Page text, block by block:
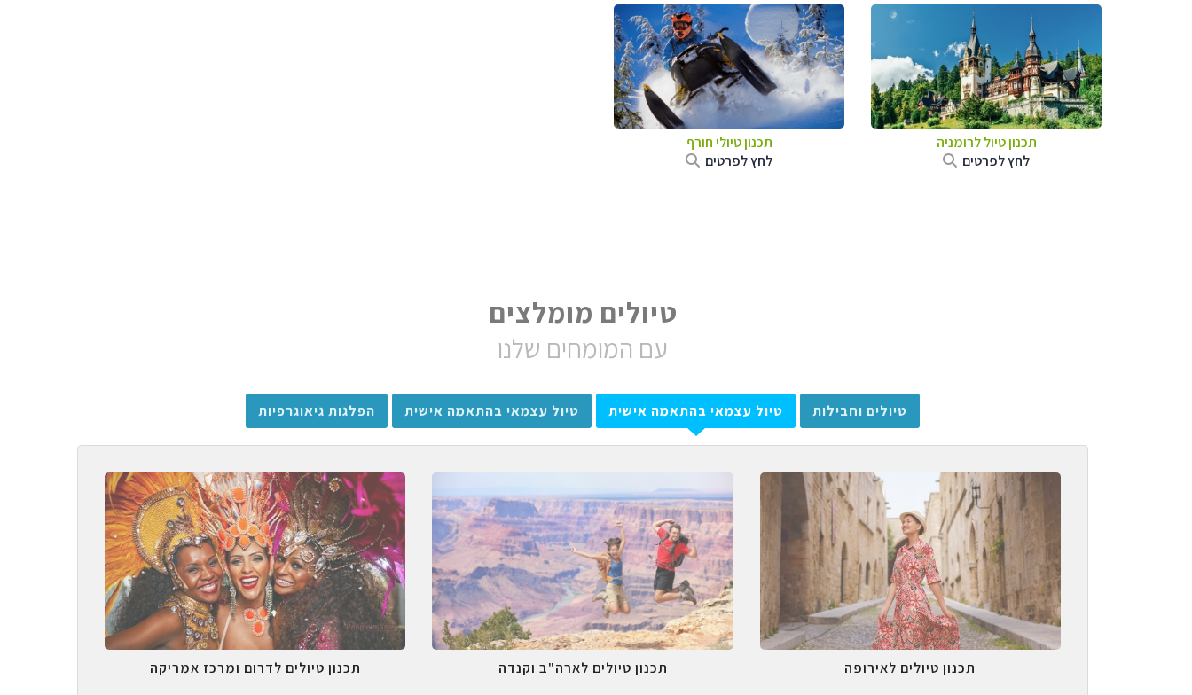
תכנון טיול לרומניה
לחץ לפרטים
תכנון טיולי חורף
לחץ לפרטים
טיולים מומלצים
עם המומחים שלנו
טיולים וחבילות טיול עצמאי בהתאמה אישית טיול עצמאי בהתאמה אישית הפלגות גיאוגרפיות
תכנון טיולים לאירופה תכנון טיולים לארה"ב וקנדה תכנון טיולים לדרום ומרכז אמריקה